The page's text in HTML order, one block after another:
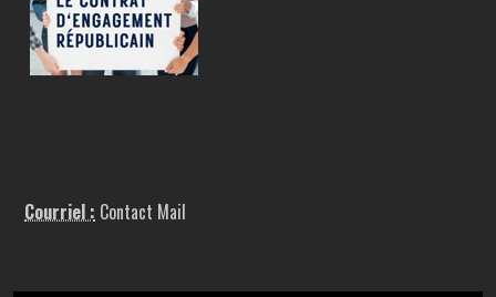
Courriel : Contact Mail